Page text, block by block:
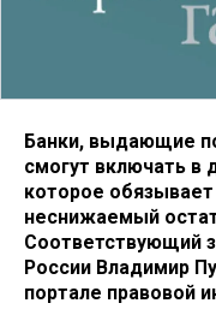
Банки, выдающие
смогут включать в
которое
неснижаемый
Соответствующий
России Владимир
портале правовой